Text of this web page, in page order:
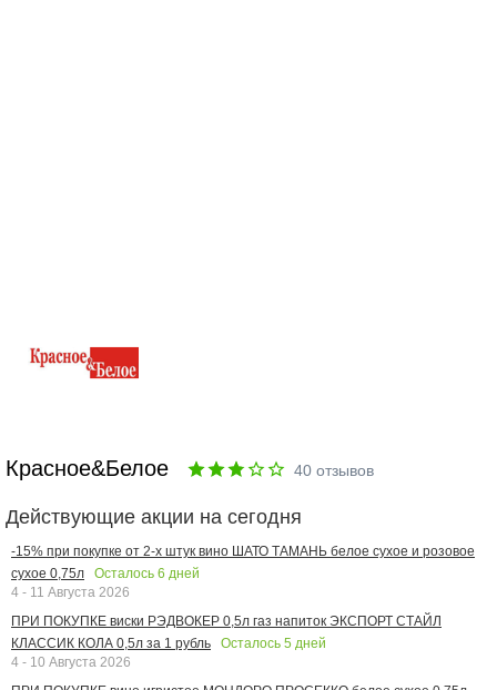
Красное&Белое 40 отзывов
Действующие акции на сегодня
-15% при покупке от 2-х штук вино ШАТО ТАМАНЬ белое сухое и розовое
сухое 0,75л
Осталось 6 дней
4 - 11 Августа 2026
ПРИ ПОКУПКЕ виски РЭДВОКЕР 0,5л газ напиток ЭКСПОРТ СТАЙЛ
КЛАССИК КОЛА 0,5л за 1 рубль
Осталось 5 дней
4 - 10 Августа 2026